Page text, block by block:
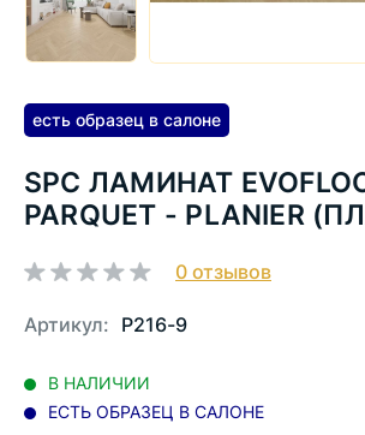
есть образец в салоне
SPC ЛАМИНАТ
PARQUET - PLANIER
0 отзывов
Артикул: P216-9
В НАЛИЧИИ
ЕСТЬ ОБРАЗЕЦ В САЛОНЕ